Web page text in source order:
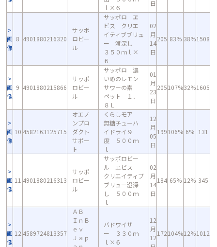
ｌ×６
日
画
像
8 4901880216320
サッポ
ロビー
ル
サッポロ ヱ
ビス クリエ
イティブブリュ
ー 澄深し
３５０ｍｌ×
６
02
月
14
日
205 83% 38%1508
画
像
9 4901880215866
サッポ
ロビー
ル
サッポロ 濃
いめのレモン
サワーの素
ペット １．
８Ｌ
01
月
23
日
205107%32%1605
画
像
10 4582163125715
オエノ
ンプロ
ダクト
サポー
ト
くらしモア
無糖チューハ
イドライ９
度 ５００ｍ
ｌ
12
月
05
日
199106% 6% 131
画
像
11 4901880216313
サッポ
ロビー
ル
サッポロビー
ル ヱビス
クリエイティブ
ブリュー澄深
し ５００ｍ
ｌ
02
月
14
日
184 65% 12% 345
画
像
12 4589724813357
ＡＢ
ＩｎＢ
ｅｖ
Ｊａｐ
バドワイザ
ー ３３０ｍ
ｌ×６
12
月
12
172104%12%1012